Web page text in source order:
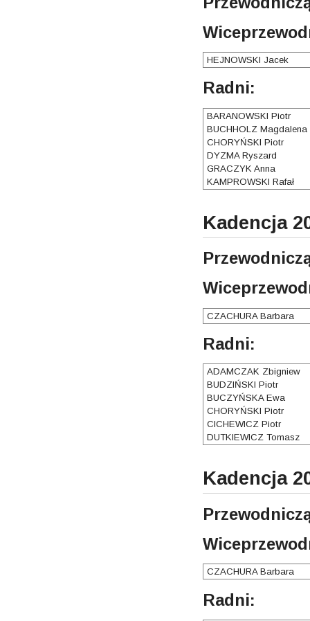
HEJNOWSKI Jacek
Radni:
BARANOWSKI Piotr
BUCHHOLZ Magdalena
CHORYŃSKI Piotr
DYZMA Ryszard
GRACZYK Anna
KAMPROWSKI Rafał
Kadencja
CZACHURA Barbara
Radni:
ADAMCZAK Zbigniew
BUDZIŃSKI Piotr
BUCZYŃSKA Ewa
CHORYŃSKI Piotr
CICHEWICZ Piotr
DUTKIEWICZ Tomasz
Kadencja
CZACHURA Barbara
Radni: